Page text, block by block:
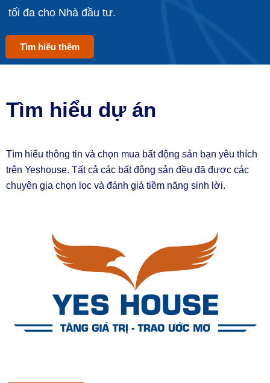
tối đa cho Nhà đầu tư.
Tìm hiểu thêm
Tìm hiểu dự án
Tìm hiểu thông tin và chọn mua bất động sản bạn yêu thích
trên Yeshouse. Tất cả các bất động sản đều đã được các
chuyên gia chọn lọc và đánh giá tiềm năng sinh lời.